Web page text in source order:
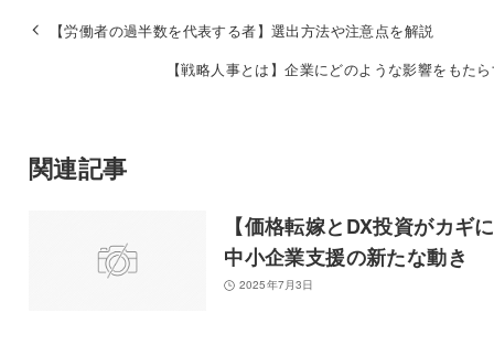
【労働者の過半数を代表する者】選出方法や注意点を解説
【戦略人事とは】企業にどのような影響をもた
関連記事
【価格転嫁とDX投資がカギ
中小企業支援の新たな動き
2025年7月3日